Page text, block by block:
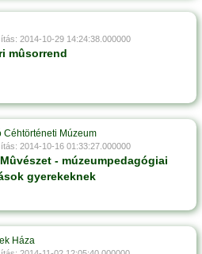
2014-10-29 14:24:38.000000
mûsorrend
Céhtörténeti Múzeum
2014-10-16 01:33:27.000000
- múzeumpedagógiai
gyerekeknek
Háza